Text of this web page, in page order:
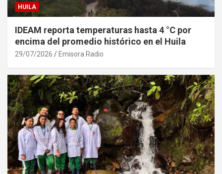
HUILA
IDEAM reporta temperaturas hasta 4 °C por
encima del promedio histórico en el Huila
29/07/2026 Emisora Radio